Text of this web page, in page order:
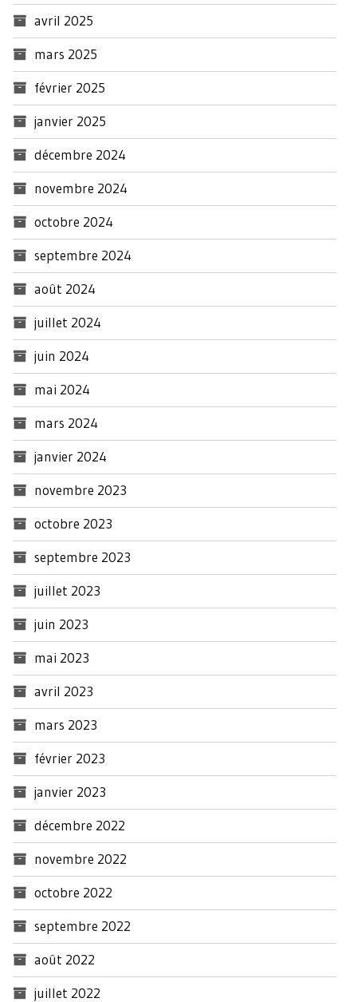
avril 2025
mars 2025
février 2025
janvier 2025
décembre 2024
novembre 2024
octobre 2024
septembre 2024
août 2024
juillet 2024
juin 2024
mai 2024
mars 2024
janvier 2024
novembre 2023
octobre 2023
septembre 2023
juillet 2023
juin 2023
mai 2023
avril 2023
mars 2023
février 2023
janvier 2023
décembre 2022
novembre 2022
octobre 2022
septembre 2022
août 2022
juillet 2022